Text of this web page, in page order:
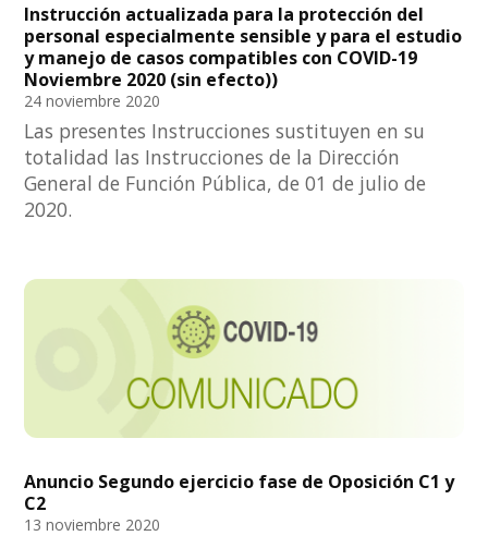
Instrucción actualizada para la protección del
personal especialmente sensible y para el estudio
y manejo de casos compatibles con COVID-19
Noviembre 2020 (sin efecto))
24 noviembre 2020
Las presentes Instrucciones sustituyen en su
totalidad las Instrucciones de la Dirección
General de Función Pública, de 01 de julio de
2020.
Anuncio Segundo ejercicio fase de Oposición C1 y
C2
13 noviembre 2020